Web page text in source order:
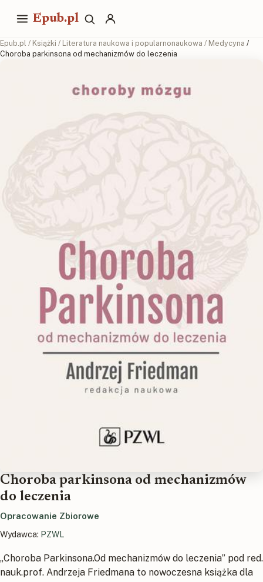
Epub.pl
Epub.pl / Książki / Literatura naukowa i popularnonaukowa / Medycyna /
Choroba parkinsona od mechanizmów do leczenia
Choroba parkinsona od mechanizmów
do leczenia
Opracowanie Zbiorowe
Wydawca: PZWL
„Choroba Parkinsona.Od mechanizmów do leczenia” pod red.
nauk.prof. Andrzeja Friedmana to nowoczesna książka dla